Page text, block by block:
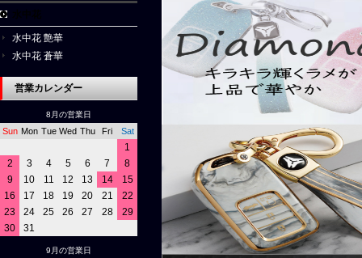
水中花 艶華
水中花 蒼華
営業カレンダー
8月の営業日
Sun Mon Tue Wed Thu Fri Sat
1
2
3 4 5 6 7
8
9
10 11 12 13 14
15
16
17 18 19 20 21
22
23
24 25 26 27 28
29
30
31
9月の営業日